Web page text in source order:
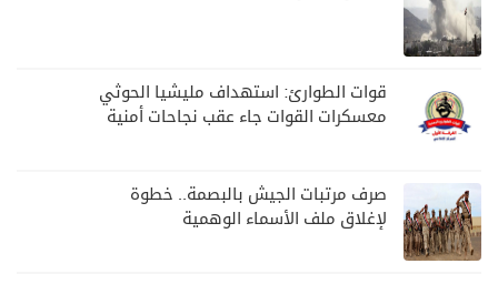
قوات الطوارئ: استهداف مليشيا الحوثي
معسكرات القوات جاء عقب نجاحات أمنية
صرف مرتبات الجيش بالبصمة.. خطوة
لإغلاق ملف الأسماء الوهمية